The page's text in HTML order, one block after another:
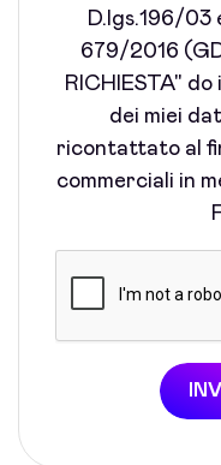
D.lgs.196/03
679/2016
RICHIESTA"
dei miei
ricontattato al
commerciali in